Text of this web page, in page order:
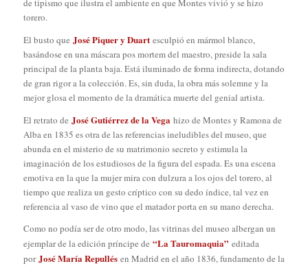
de tipismo que ilustra el ambiente en que Montes vivió y se hizo
torero.
El busto que José Piquer y Duartesculpió en mármol blanco,
basándose en una máscara pos mortem del maestro, preside la sala
principal de la planta baja. Está iluminado de forma indirecta, dotando
de gran rigor a la colección. Es, sin duda, la obra más solemne y la
mejor glosa el momento de la dramática muerte del genial artista.
El retrato de José Gutiérrez de la Vegahizo de Montes y Ramona de
Alba en 1835 es otra de las referencias ineludibles del museo, que
abunda en el misterio de su matrimonio secreto y estimula la
imaginación de los estudiosos de la figura del espada. Es una escena
emotiva en la que la mujer mira con dulzura a los ojos del torero, al
tiempo que realiza un gesto críptico con su dedo índice, tal vez en
referencia al vaso de vino que el matador porta en su mano derecha.
Como no podía ser de otro modo, las vitrinas del museo albergan un
ejemplar de la edición príncipe de “La Tauromaquia” editada
porJosé María Repullésen Madrid en el año 1836, fundamento de la